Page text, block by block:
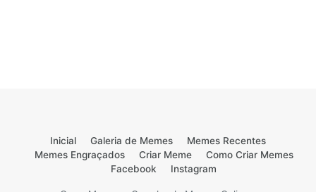
Inicial Galeria de Memes
Memes Recentes
Memes Engraçados
Criar Meme
Como Criar Memes
Facebook
Instagram